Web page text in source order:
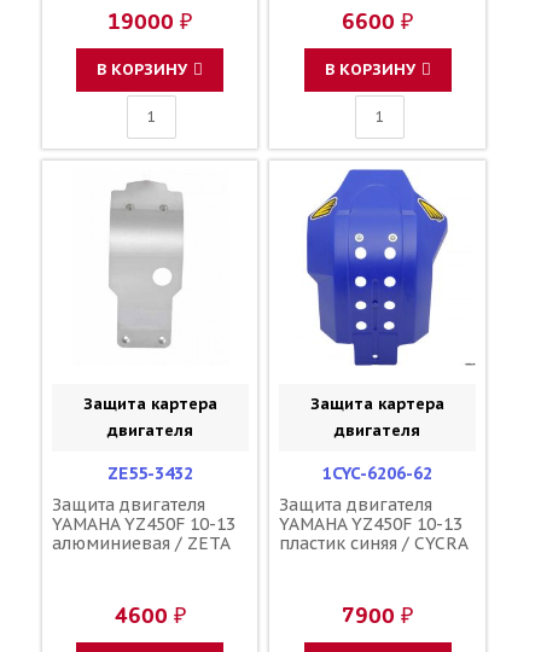
15-16 SUZUKI
RM125/250 89-08
267мм / BREMBO
59221-37F10 5MV-
2581T-00-00 5XC-
2581T-G0-00
19000 ₽
В КОРЗИНУ
6600 ₽
В КОРЗИНУ
Защита картера
двигателя
ZE55-3432
Защита двигателя
YAMAHA YZ450F 10-13
алюминиевая / ZETA
4600 ₽
Защита картера
двигателя
1CYC-6206-62
Защита двигателя
YAMAHA YZ450F 10-13
пластик синяя / CYCRA
7900 ₽